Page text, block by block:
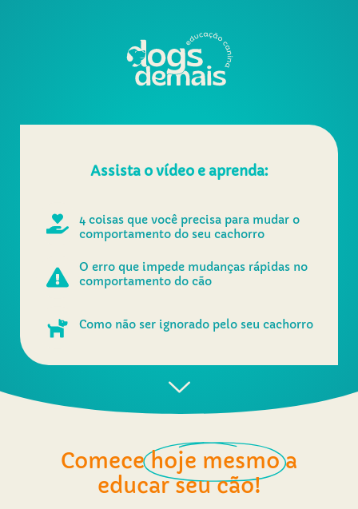
Assista o vídeo e aprenda:
4 coisas que você precisa para mudar o
comportamento do seu cachorro
O erro que impede mudanças rápidas no
comportamento do cão
Como não ser ignorado pelo seu cachorro
Comecehoje mesmo a
educar seu cão!